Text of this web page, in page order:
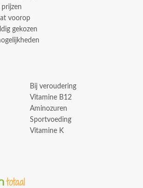
voorop
gekozen
Bij veroudering
Vitamine B12
Aminozuren
Sportvoeding
Vitamine K